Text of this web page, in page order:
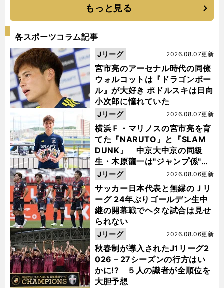
もっと見る
各スポーツコラム記事
宮市亮のアーセナル時代の同僚
ウォルコットは『ドラゴンボー
ル』が大好き ポドルスキは日向
小次郎に憧れていた
2026.08.07更新
Jリーグ
横浜Ｆ・マリノスの宮市亮を育
てた『NARUTO』と『SLAM
DUNK』 中京大中京の同級
生・木原龍一は"ジャンプ係"だ
った
2026.08.07更新
Jリーグ
サッカー日本代表と無縁のＪリ
ーグ 24年ぶりゴールデン生中
継の開幕戦でヘタな試合は見せ
られない
2026.08.06更新
Jリーグ
秋春制が導入されたJ1リーグ2
026－27シーズンの行方はい
かに!? ５人の識者が全順位を
大胆予想
2026.08.06更新
Jリーグ